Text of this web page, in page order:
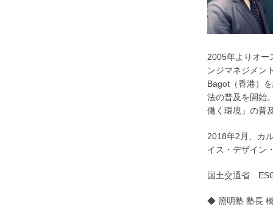
2005年よりオー
ンジマネジメン
Bagot（香港）
法の普及を開始
働く環境」の普
2018年2月、カ
イス・デザイン
国土交通省
◆ 照明塾 塾長